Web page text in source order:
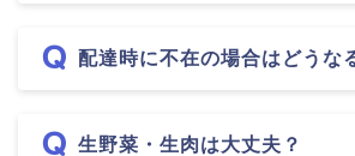
配達時に不在の場合はどうな
生野菜・生肉は大丈夫？